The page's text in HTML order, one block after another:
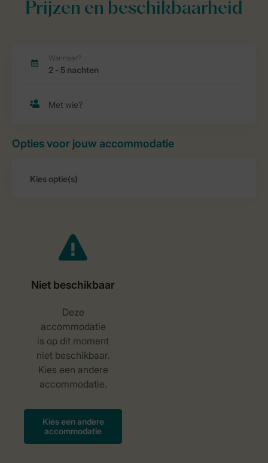
Prijzen en beschikbaarheid
Opties voor jouw accommodatie